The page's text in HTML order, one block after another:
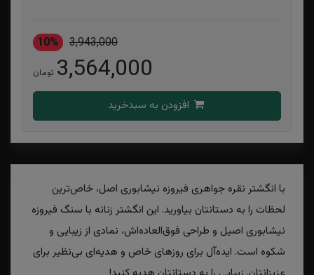
3,943,000
10%
3,564,000 تومان
با انگشتر نقره جواهری فیروزه نیشابوری اصل، خاص‌ترین
لحظات را به دستانتان بیاورید. این انگشتر زنانه با سنگ فیروزه
نیشابوری اصیل و طراحی فوق‌العاده‌اش، نمادی از زیبایی و
شکوه است. ایده‌آل برای روزهای خاص و هدیه‌ای بی‌نظیر برای